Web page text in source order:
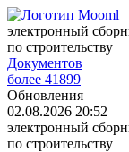
электронный
по строительству
Документов
более 41899
Обновления
02.08.2026 20:52
электронный
по строительству